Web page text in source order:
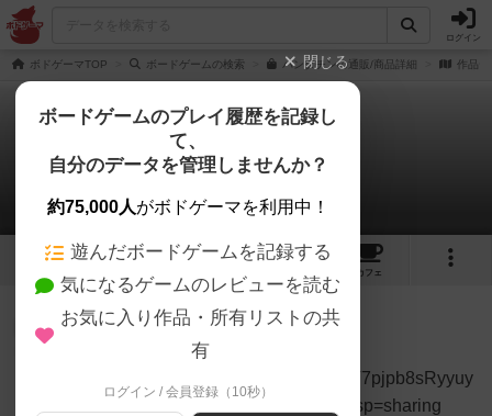
ログイン
ボドゲーマTOP ボードゲームの検索 パンダチンの通販/商品詳細 作品デ
パンダチン
1件のルール/インスト
2
カフェ
45名 0
https://drive.google.com/file/d/1hV7pjpb8sRyyuy
XsTkcXOcgBU_rMXzWo/view?usp=sharing
国王
閉じる
ボードゲームのプレイ履歴を記録し
て、
自分のデータを管理しませんか？
約75,000人がボドゲーマを利用中！
遊んだボードゲームを記録する
気になるゲームのレビューを読む
お気に入り作品・所有リストの共
有
ログイン / 会員登録（10秒）